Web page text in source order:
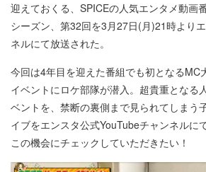
迎えておくる、SPICEの人気エンタメ動画
シーズン、第32回を3月27日(月)21時より
ネルにて放送された。
今回は4年目を迎えた番組でも初となるMC
イベントにロケ部隊が潜入。超貴重となる
ベントを、禁断の裏側まで見られてしまう
イブをエンスタ公式YouTubeチャンネルに
この機会にチェックしていただきたい！